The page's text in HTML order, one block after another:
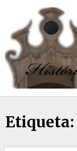
Etiqueta: